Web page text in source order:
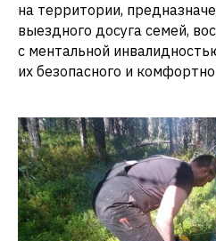
на территории,
выездного досуга семей,
с ментальной
их безопасного и